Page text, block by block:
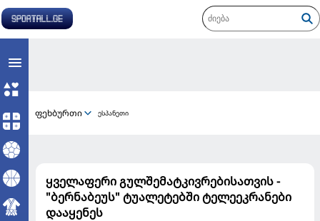
ფეხბურთი ესპანეთი
ყველაფერი გულშემატკივრებისათვის -
"ბერნაბეუს" ტუალეტებში ტელეეკრანები
დააყენეს